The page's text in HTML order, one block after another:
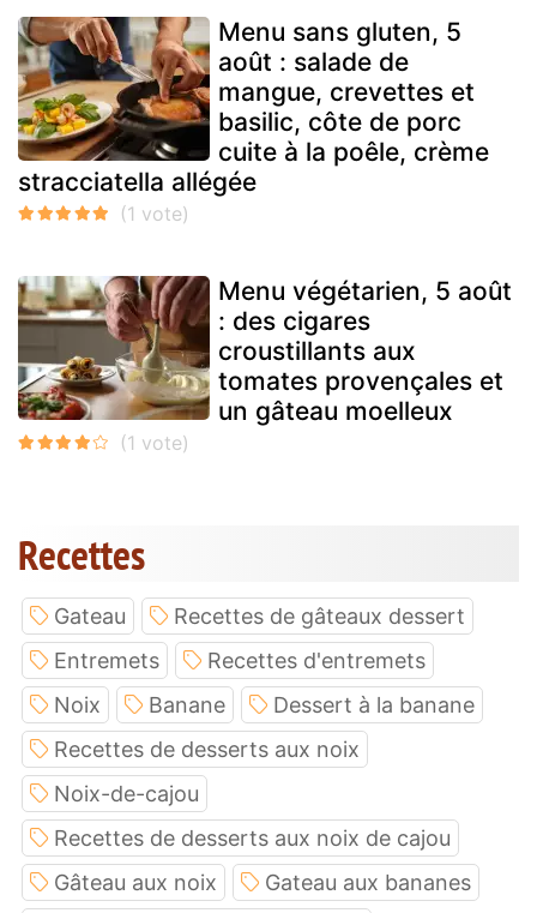
Menu sans gluten, 5
août : salade de
mangue, crevettes et
basilic, côte de porc
cuite à la poêle, crème
stracciatella allégée
Menu végétarien, 5 août
: des cigares
croustillants aux
tomates provençales et
un gâteau moelleux
Recettes
Gateau
Recettes de gâteaux dessert
Entremets
Recettes d'entremets
Noix
Banane
Dessert à la banane
Recettes de desserts aux noix
Noix-de-cajou
Recettes de desserts aux noix de cajou
Gâteau aux noix
Gateau aux bananes